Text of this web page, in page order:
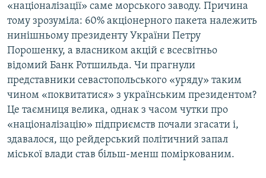
«націоналізації» саме морського заводу. Причина
тому зрозуміла: 60% акціонерного пакета належить
нинішньому президенту України Петру
Порошенку, а власником акцій є всесвітньо
відомий Банк Ротшильда. Чи прагнули
представники севастопольського «уряду» таким
чином «поквитатися» з українським президентом?
Це таємниця велика, однак з часом чутки про
«націоналізацію» підприємств почали згасати і,
здавалося, що рейдерський політичний запал
міської влади став більш-менш поміркованим.